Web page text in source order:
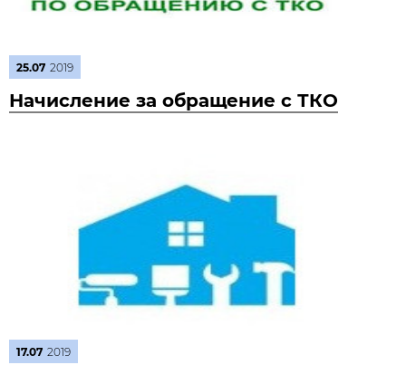
25.07 2019
Начисление за обращение с ТКО
17.07 2019